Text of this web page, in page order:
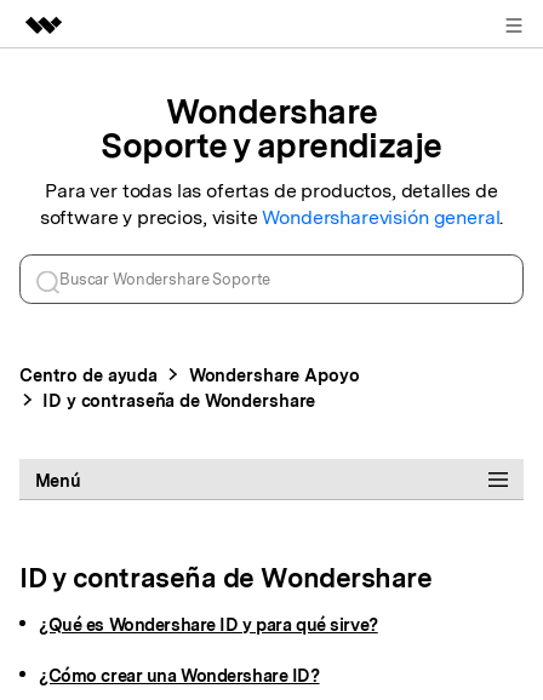
Creatividad digital con AIGC
Resumen
Soluciones
Quiénes somos
Sala de prensa
Soporte
Buscar
Wondershare
Soporte y aprendizaje
Para ver todas las ofertas de productos, detalles de
software y precios, visiteWondersharevisión general.
Centro de ayuda Wondershare Apoyo
ID y contraseña de Wondershare
Menú
ID y contraseña de Wondershare
¿Qué es Wondershare ID y para qué sirve?
¿Cómo crear una Wondershare ID?